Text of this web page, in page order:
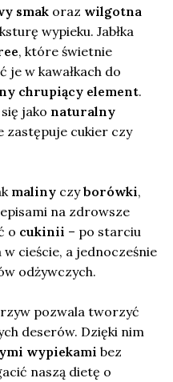
smak oraz wilgotna
wypieku. Jabłka
, które świetnie
je w kawałkach do
chrupiący element.
jako naturalny
zastępuje cukier czy
maliny czyborówki,
na zdrowsze
o cukinii – po starciu
cieście, a jednocześnie
odżywczych.
pozwala tworzyć
deserów. Dzięki nim
wypiekami bez
naszą dietę o